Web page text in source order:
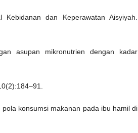
dan Keperawatan Aisyiyah.
asupan mikronutrien dengan kadar
konsumsi makanan pada ibu hamil di